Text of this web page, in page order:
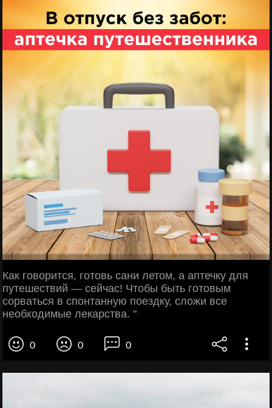
Как говорится, готовь сани летом, а аптечку для
путешествий — сейчас! Чтобы быть готовым
сорваться в спонтанную поездку, сложи все
необходимые лекарства. "⠀⠀⠀
0 0 0